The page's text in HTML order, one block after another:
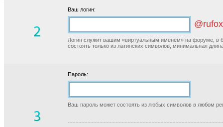
Ваш логин:
Логин служит вашим «виртуальным именем» на форуме, в
состоять только из латинских символов, минимальная
Пароль:
Ваш пароль может состоять из любых символов в любом